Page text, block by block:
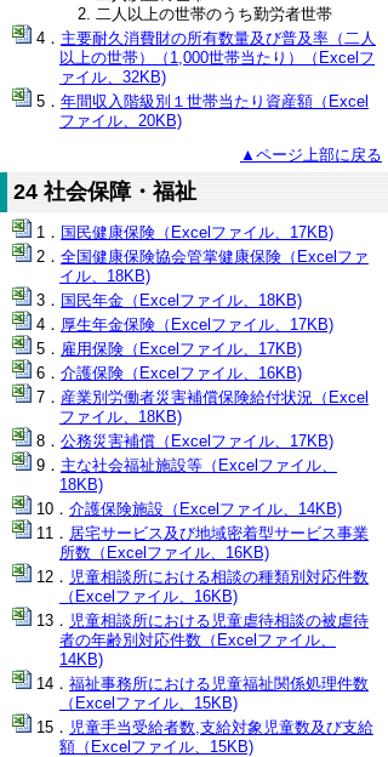
二人以上の世帯のうち勤労者世帯
主要耐久消費財の所有数量及び普及率（二人
以上の世帯）（1,000世帯当たり）（Excelフ
ァイル、32KB)
年間収入階級別１世帯当たり資産額（Excel
ファイル、20KB)
▲ページ上部に戻る
24 社会保障・福祉
国民健康保険（Excelファイル、17KB)
全国健康保険協会管掌健康保険（Excelファ
イル、18KB)
国民年金（Excelファイル、18KB)
厚生年金保険（Excelファイル、17KB)
雇用保険（Excelファイル、17KB)
介護保険（Excelファイル、16KB)
産業別労働者災害補償保険給付状況（Excel
ファイル、18KB)
公務災害補償（Excelファイル、17KB)
主な社会福祉施設等（Excelファイル、
18KB)
介護保険施設（Excelファイル、14KB)
居宅サービス及び地域密着型サービス事業
所数（Excelファイル、16KB)
児童相談所における相談の種類別対応件数
（Excelファイル、16KB)
児童相談所における児童虐待相談の被虐待
者の年齢別対応件数（Excelファイル、
14KB)
福祉事務所における児童福祉関係処理件数
（Excelファイル、15KB)
児童手当受給者数,支給対象児童数及び支給
額（Excelファイル、15KB)